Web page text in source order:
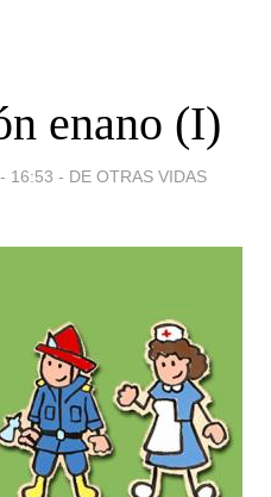
enano (I)
16:53 - DE OTRAS VIDAS